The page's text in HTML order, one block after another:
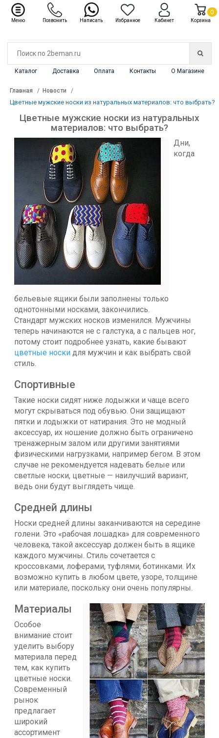
Каталог Доставка Оплата Контакты О Магазине
Каталог ✖
Главная Новости
Цветные мужские носки из натуральных материалов: что выбрать?
Цветные мужские носки из натуральных
материалов: что выбрать?
Дни,
когда
бельевые ящики были заполнены только
однотонными носками, закончились.
Стандарт мужских носков изменился. Мужчины
теперь начинаются не с галстука, а с пальцев ног,
потому стоит подробнее узнать, какие бывают
цветные носки для мужчин и как выбрать свой
стиль.
Спортивные
Такие носки сидят ниже лодыжки и чаще всего
могут скрываться под обувью. Они защищают
пятки и лодыжки от натирания. Это не модный
аксессуар, их ношение должно быть ограничено
тренажерным залом или другими занятиями
физическими нагрузками, например бегом. В этом
случае не рекомендуется надевать белые или
светлые носки, цветные — наилучший вариант,
ведь они будут выглядеть чище.
Средней длины
Носки средней длины заканчиваются на середине
голени. Это «рабочая лошадка» для современного
человека, такой аксессуар должен быть в ящике
каждого мужчины. Стиль сочетается с
кроссовками, лоферами, туфлями, ботинками. Их
возможно купить в любом цвете, узоре, толщине
или материале, поскольку они очень популярны.
Материалы
Особое
внимание стоит
уделить выбору
материала перед
тем, как купить
цветные носки.
Современный
рынок
предлагает
широкий
ассортимент
Меню Позвонить Написать Избранное Кабинет Корзина
0